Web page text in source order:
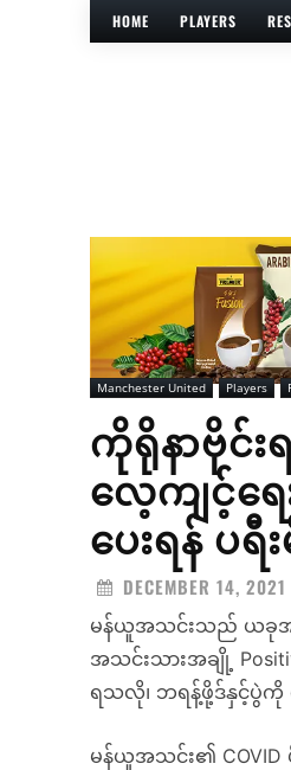
HOME PLAYERS
Manchester United Players
ကိုရိုနာဗိုင်
လေ့ကျင့်ရ
ပေးရန် ပရီ
DECEMBER 14, 2021
မန်ယူအသင်းသည် ယခုအင်္
အသင်းသားအချို့
ရသလို၊ ဘရန့်ဖို့ဒ်နှင့်ပွဲကို
မန်ယူအသင်း၏ COVID